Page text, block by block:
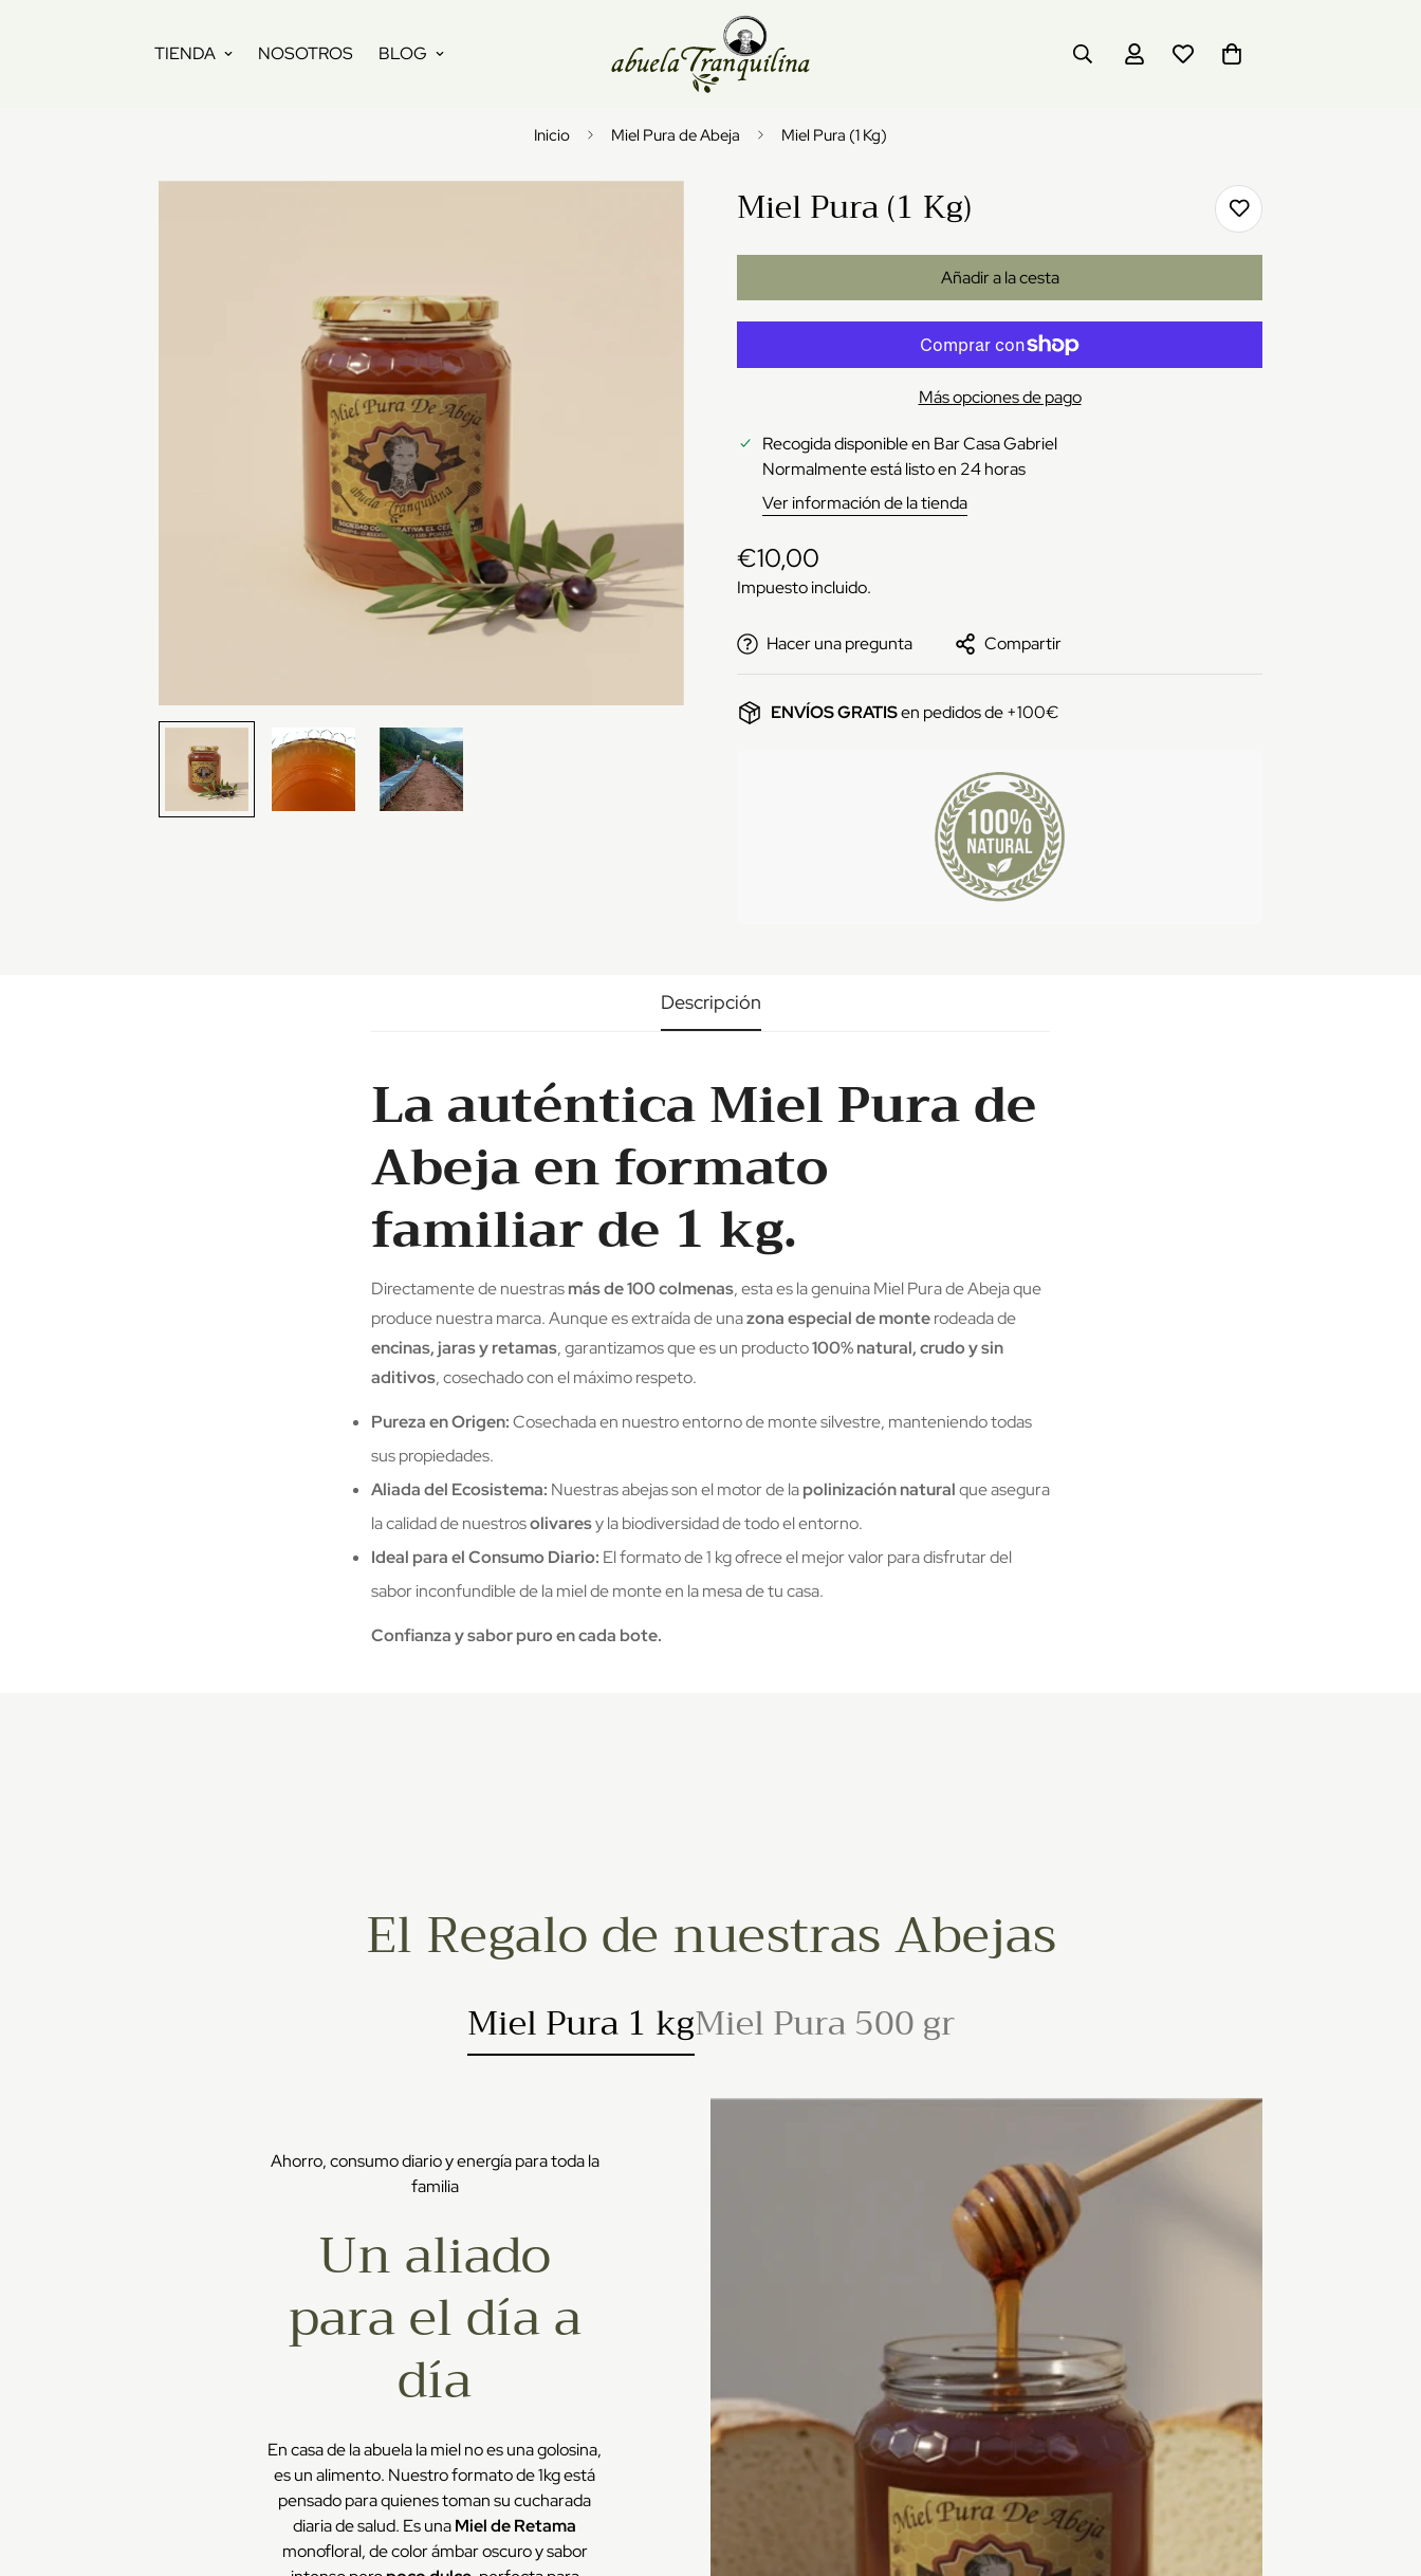
TIENDA NOSOTROS BLOG
Inicio Miel Pura de Abeja Miel Pura (1 Kg)
Miel Pura (1 Kg)
Añadir a la cesta
Más opciones de pago
Recogida disponible en Bar Casa Gabriel
Normalmente está listo en 24 horas
Ver información de la tienda
Precio
regular
€10,00
Impuesto incluido.
Hacer una pregunta Compartir
ENVÍOS GRATISen pedidos de +100€
Descripción
La auténtica Miel Pura de
Abeja en formato
familiar de 1 kg.
Directamente de nuestrasmás de 100 colmenas, esta es la genuina Miel Pura de Abeja que
produce nuestra marca. Aunque es extraída de unazona especial de monterodeada de
encinas, jaras y retamas, garantizamos que es un producto100% natural, crudo y sin
aditivos, cosechado con el máximo respeto.
Pureza en Origen:Cosechada en nuestro entorno de monte silvestre, manteniendo todas
sus propiedades.
Aliada del Ecosistema: Nuestras abejas son el motor de lapolinización naturalque asegura
la calidad de nuestrosolivaresy la biodiversidad de todo el entorno.
Ideal para el Consumo Diario: El formato de 1 kg ofrece el mejor valor para disfrutar del
sabor inconfundible de la miel de monte en la mesa de tu casa.
Confianza y sabor puro en cada bote.
El Regalo de nuestras Abejas
Miel Pura 1 kgMiel Pura 500 gr
Ahorro, consumo diario y energía para toda la
familia
Un aliado
para el día a
día
En casa de la abuela la miel no es una golosina,
es un alimento. Nuestro formato de 1kg está
pensado para quienes toman su cucharada
diaria de salud. Es unaMiel de Retama
monofloral, de color ámbar oscuro y sabor